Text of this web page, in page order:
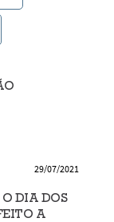
29/07/2021
DIA DOS
A